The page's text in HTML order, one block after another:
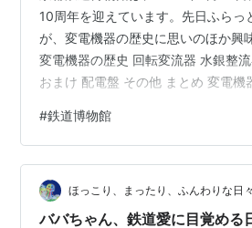
10周年を迎えています。先日ふらっ
が、変電機器の歴史に思いのほか興
変電機器の歴史 回転変流器 水銀整
おまけ 配電盤 その他 まとめ 変電機
るためには、交流を直流に変換する
す。 ▶ 鉄道が電化され始めた当初
の後、高電圧に対応した水銀整流
失の少ないシリコン整流器 へと進化
変流器 機械的に交流を直流に変換す
#鉄道博物館
ほっこり、まったり、ふんわりな日々
ババちゃん、鉄道愛に目覚める